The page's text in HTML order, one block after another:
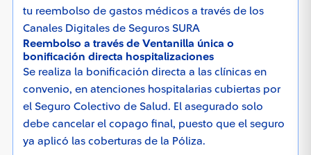
tu reembolso de gastos médicos a través de los
Canales Digitales de Seguros SURA
Reembolso a través de Ventanilla única o
bonificación directa hospitalizaciones
Se realiza la bonificación directa a las clínicas en
convenio, en atenciones hospitalarias cubiertas por
el Seguro Colectivo de Salud. El asegurado solo
debe cancelar el copago final, puesto que el seguro
ya aplicó las coberturas de la Póliza.